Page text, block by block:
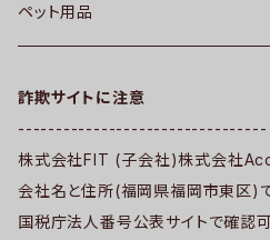
ペット用品
詐欺サイトに注意
---------------------------------
株式会社FIT (子会社)株式会社
会社名と住所(福岡県福岡市東区)
国税庁法人番号公表サイトで確認